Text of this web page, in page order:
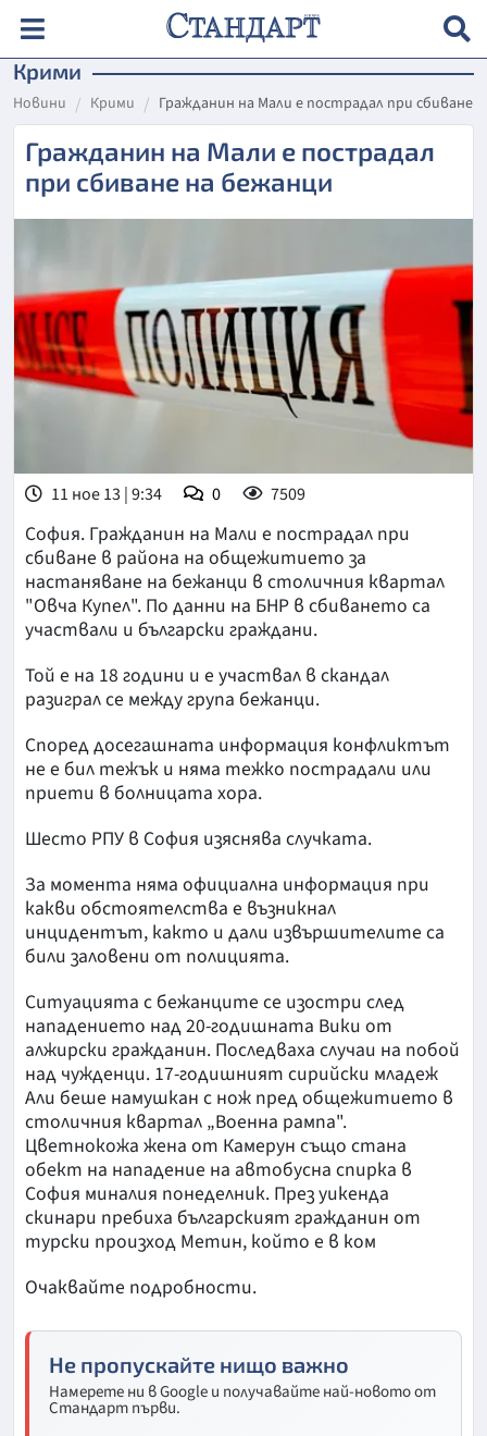
Крими
Новини Крими Гражданин на Мали е пострадал при сбиване
Гражданин на Мали е пострадал
при сбиване на бежанци
11 ное 13 | 9:34 0 7509
София. Гражданин на Мали е пострадал при
сбиване в района на общежитието за
настаняване на бежанци в столичния квартал
"Овча Купел". По данни на БНР в сбиването са
участвали и български граждани.
Той е на 18 години и е участвал в скандал
разиграл се между група бежанци.
Според досегашната информация конфликтът
не е бил тежък и няма тежко пострадали или
приети в болницата хора.
Шесто РПУ в София изяснява случката.
За момента няма официална информация при
какви обстоятелства е възникнал
инцидентът, както и дали извършителите са
били заловени от полицията.
Ситуацията с бежанците се изостри след
нападението над 20-годишната Вики от
алжирски гражданин. Последваха случаи на побой
над чужденци. 17-годишният сирийски младеж
Али беше намушкан с нож пред общежитието в
столичния квартал „Военна рампа".
Цветнокожа жена от Камерун също стана
обект на нападение на автобусна спирка в
София миналия понеделник. През уикенда
скинари пребиха българският гражданин от
турски произход Метин, който е в ком
Очаквайте подробности.
Не пропускайте нищо важно
Намерете ни в Google и получавайте най-новото от
Стандарт първи.